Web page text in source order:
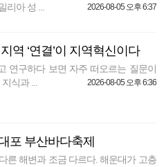
리아 성 ...
2026-08-05 오후 6:37
역 ‘연결’이 지역혁신이다
연구하다 보면 자주 떠오르는 질문이
식과 ...
2026-08-05 오후 6:36
포 부산바다축제
른 해변과 조금 다르다. 해운대가 고층